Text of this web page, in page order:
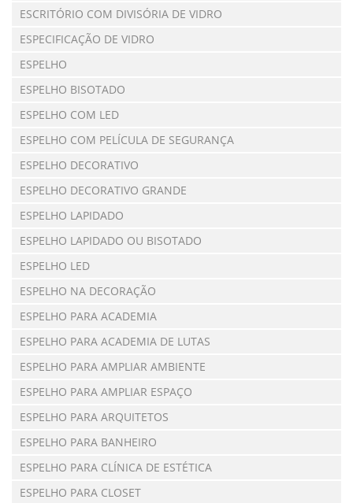
ESCRITÓRIO COM DIVISÓRIA DE VIDRO
ESPECIFICAÇÃO DE VIDRO
ESPELHO
ESPELHO BISOTADO
ESPELHO COM LED
ESPELHO COM PELÍCULA DE SEGURANÇA
ESPELHO DECORATIVO
ESPELHO DECORATIVO GRANDE
ESPELHO LAPIDADO
ESPELHO LAPIDADO OU BISOTADO
ESPELHO LED
ESPELHO NA DECORAÇÃO
ESPELHO PARA ACADEMIA
ESPELHO PARA ACADEMIA DE LUTAS
ESPELHO PARA AMPLIAR AMBIENTE
ESPELHO PARA AMPLIAR ESPAÇO
ESPELHO PARA ARQUITETOS
ESPELHO PARA BANHEIRO
ESPELHO PARA CLÍNICA DE ESTÉTICA
ESPELHO PARA CLOSET